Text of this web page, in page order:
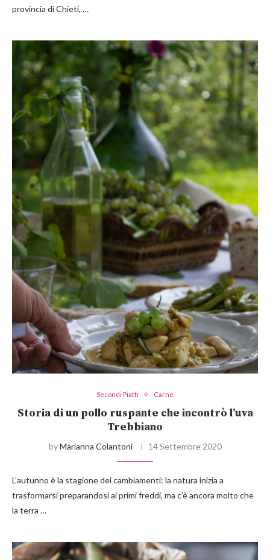
provincia di Chieti, …
Secondi Piatti Carne
Storia di un pollo ruspante che incontrò l’uva
Trebbiano
byMarianna Colantoni 14 Settembre 2020
L’autunno è la stagione dei cambiamenti: la natura inizia a
trasformarsi preparandosi ai primi freddi, ma c’è ancora molto che
la terra …